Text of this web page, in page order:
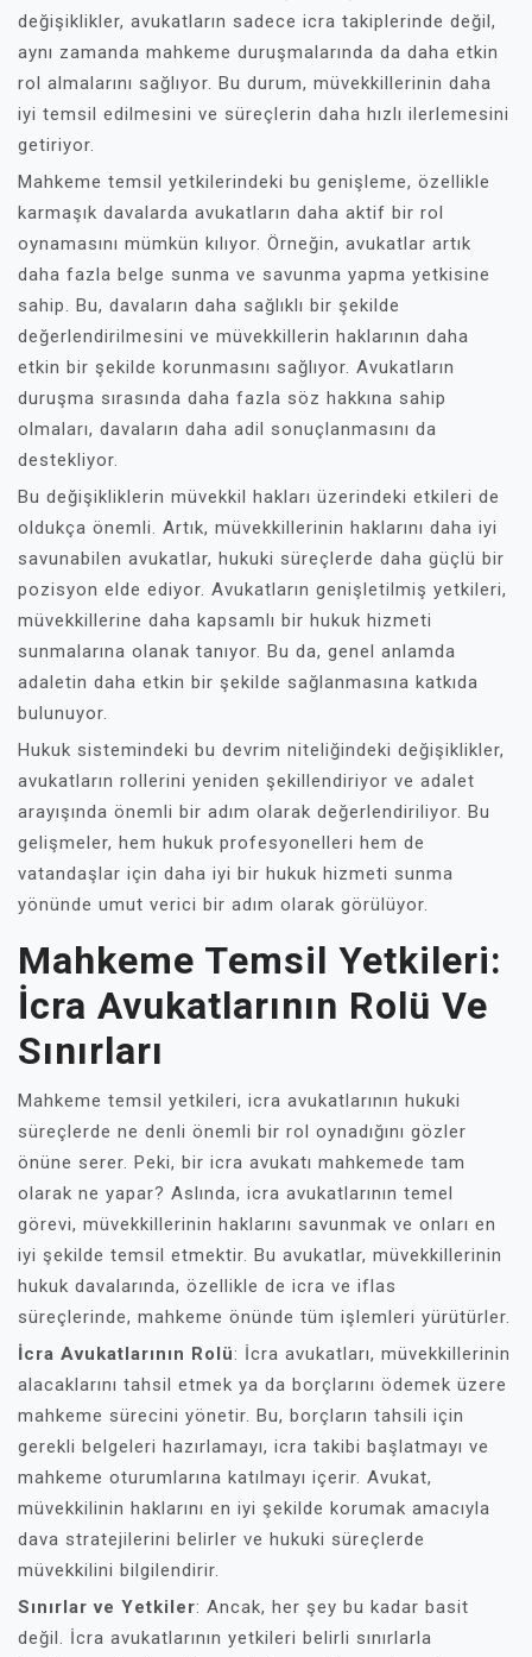
değişiklikler, avukatların sadece icra takiplerinde değil,
aynı zamanda mahkeme duruşmalarında da daha etkin
rol almalarını sağlıyor. Bu durum, müvekkillerinin daha
iyi temsil edilmesini ve süreçlerin daha hızlı ilerlemesini
getiriyor.
Mahkeme temsil yetkilerindeki bu genişleme, özellikle
karmaşık davalarda avukatların daha aktif bir rol
oynamasını mümkün kılıyor. Örneğin, avukatlar artık
daha fazla belge sunma ve savunma yapma yetkisine
sahip. Bu, davaların daha sağlıklı bir şekilde
değerlendirilmesini ve müvekkillerin haklarının daha
etkin bir şekilde korunmasını sağlıyor. Avukatların
duruşma sırasında daha fazla söz hakkına sahip
olmaları, davaların daha adil sonuçlanmasını da
destekliyor.
Bu değişikliklerin müvekkil hakları üzerindeki etkileri de
oldukça önemli. Artık, müvekkillerinin haklarını daha iyi
savunabilen avukatlar, hukuki süreçlerde daha güçlü bir
pozisyon elde ediyor. Avukatların genişletilmiş yetkileri,
müvekkillerine daha kapsamlı bir hukuk hizmeti
sunmalarına olanak tanıyor. Bu da, genel anlamda
adaletin daha etkin bir şekilde sağlanmasına katkıda
bulunuyor.
Hukuk sistemindeki bu devrim niteliğindeki değişiklikler,
avukatların rollerini yeniden şekillendiriyor ve adalet
arayışında önemli bir adım olarak değerlendiriliyor. Bu
gelişmeler, hem hukuk profesyonelleri hem de
vatandaşlar için daha iyi bir hukuk hizmeti sunma
yönünde umut verici bir adım olarak görülüyor.
Mahkeme Temsil Yetkileri:
İcra Avukatlarının Rolü Ve
Sınırları
Mahkeme temsil yetkileri, icra avukatlarının hukuki
süreçlerde ne denli önemli bir rol oynadığını gözler
önüne serer. Peki, bir icra avukatı mahkemede tam
olarak ne yapar? Aslında, icra avukatlarının temel
görevi, müvekkillerinin haklarını savunmak ve onları en
iyi şekilde temsil etmektir. Bu avukatlar, müvekkillerinin
hukuk davalarında, özellikle de icra ve iflas
süreçlerinde, mahkeme önünde tüm işlemleri yürütürler.
İcra Avukatlarının Rolü: İcra avukatları, müvekkillerinin
alacaklarını tahsil etmek ya da borçlarını ödemek üzere
mahkeme sürecini yönetir. Bu, borçların tahsili için
gerekli belgeleri hazırlamayı, icra takibi başlatmayı ve
mahkeme oturumlarına katılmayı içerir. Avukat,
müvekkilinin haklarını en iyi şekilde korumak amacıyla
dava stratejilerini belirler ve hukuki süreçlerde
müvekkilini bilgilendirir.
Sınırlar ve Yetkiler: Ancak, her şey bu kadar basit
değil. İcra avukatlarının yetkileri belirli sınırlarla